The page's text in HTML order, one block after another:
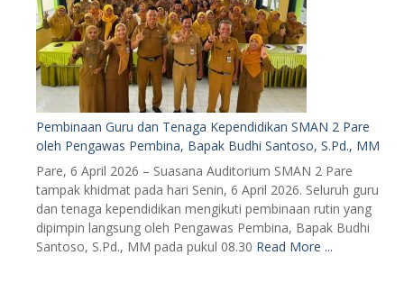
Pembinaan Guru dan Tenaga Kependidikan SMAN 2 Pare
oleh Pengawas Pembina, Bapak Budhi Santoso, S.Pd., MM
Pare, 6 April 2026 – Suasana Auditorium SMAN 2 Pare
tampak khidmat pada hari Senin, 6 April 2026. Seluruh guru
dan tenaga kependidikan mengikuti pembinaan rutin yang
dipimpin langsung oleh Pengawas Pembina, Bapak Budhi
Santoso, S.Pd., MM pada pukul 08.30 Read More ...